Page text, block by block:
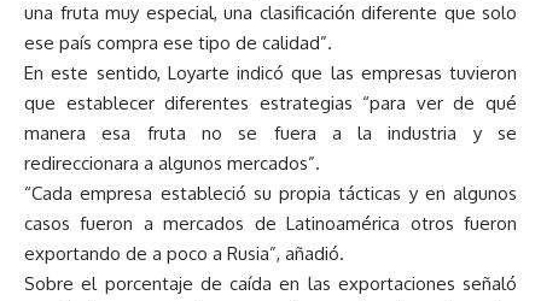
una fruta muy especial, una clasificación diferente que solo
ese país compra ese tipo de calidad”.
En este sentido, Loyarte indicó que las empresas tuvieron
que establecer diferentes estrategias “para ver de qué
manera esa fruta no se fuera a la industria y se
redireccionara a algunos mercados”.
“Cada empresa estableció su propia tácticas y en algunos
casos fueron a mercados de Latinoamérica otros fueron
exportando de a poco a Rusia”, añadió.
Sobre el porcentaje de caída en las exportaciones señaló